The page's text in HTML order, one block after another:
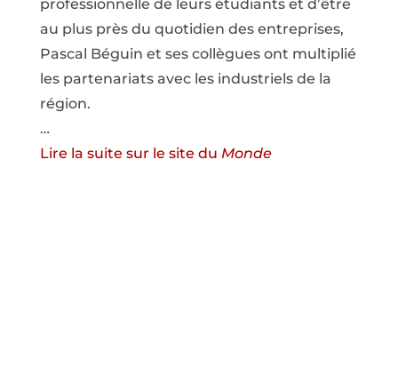
professionnelle de leurs étudiants et d’être
au plus près du quotidien des entreprises,
Pascal Béguin et ses collègues ont multiplié
les partenariats avec les industriels de la
région.
…
Lire la suite sur le site du Monde